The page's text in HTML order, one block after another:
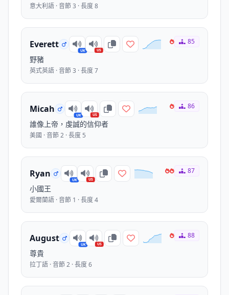
意大利語 · 音節 3 · 長度 8
Everett
UK US
野豬
英式英語 · 音節 3 · 長度 7
85
Micah
UK US
誰像上帝，虔誠的信仰者
美國 · 音節 2 · 長度 5
86
Ryan
UK US
小國王
愛爾蘭語 · 音節 1 · 長度 4
87
August
UK US
尊貴
拉丁語 · 音節 2 · 長度 6
88